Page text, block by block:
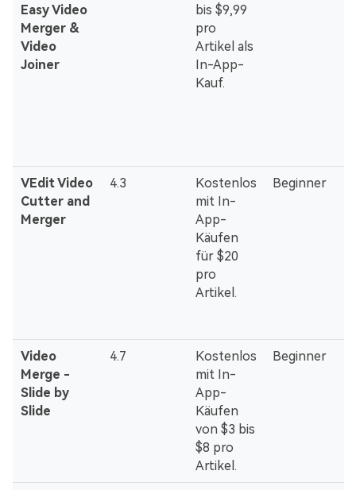
Easy Video
Merger &
Video
Joiner
bis $9,99
pro
Artikel als
In-App-
Kauf.
VEdit Video
Cutter and
Merger
4.3
Kostenlos
mit In-
App-
Käufen
für $20
pro
Artikel.
Beginner
Video
Merge -
Slide by
Slide
4.7
Kostenlos
mit In-
App-
Käufen
von $3 bis
$8 pro
Artikel.
Beginner